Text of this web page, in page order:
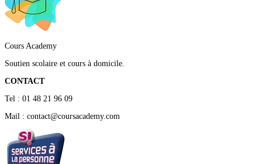
Cours Academy
Soutien scolaire et cours à domicile.
CONTACT
Tel : 01 48 21 96 09
Mail : contact@coursacademy.com